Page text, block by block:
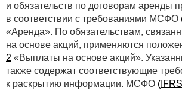
и обязательств по договорам аренды
в соответствии с требованиями МСФО
«Аренда». По обязательствам,
на основе акций, применяются
2 «Выплаты на основе акций».
также содержат соответствующие
к раскрытию информации. МСФО